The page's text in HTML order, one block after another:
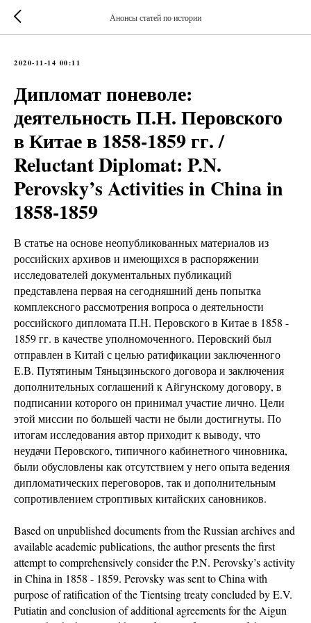
Анонсы статей по истории
2020-11-14 00:11
Дипломат поневоле:
деятельность П.Н. Перовского
в Китае в 1858-1859 гг. /
Reluctant Diplomat: P.N.
Perovsky’s Activities in China in
1858-1859
В статье на основе неопубликованных материалов из
российских архивов и имеющихся в распоряжении
исследователей документальных публикаций
представлена первая на сегодняшний день попытка
комплексного рассмотрения вопроса о деятельности
российского дипломата П.Н. Перовского в Китае в 1858 -
1859 гг. в качестве уполномоченного. Перовский был
отправлен в Китай с целью ратификации заключенного
Е.В. Путятиным Тяньцзиньского договора и заключения
дополнительных соглашений к Айгунскому договору, в
подписании которого он принимал участие лично. Цели
этой миссии по большей части не были достигнуты. По
итогам исследования автор приходит к выводу, что
неудачи Перовского, типичного кабинетного чиновника,
были обусловлены как отсутствием у него опыта ведения
дипломатических переговоров, так и дополнительным
сопротивлением строптивых китайских сановников.
Based on unpublished documents from the Russian archives and
available academic publications, the author presents the first
attempt to comprehensively consider the P.N. Perovsky’s activity
in China in 1858 - 1859. Perovsky was sent to China with
purpose of ratification of the Tientsing treaty concluded by E.V.
Putiatin and conclusion of additional agreements for the Aigun